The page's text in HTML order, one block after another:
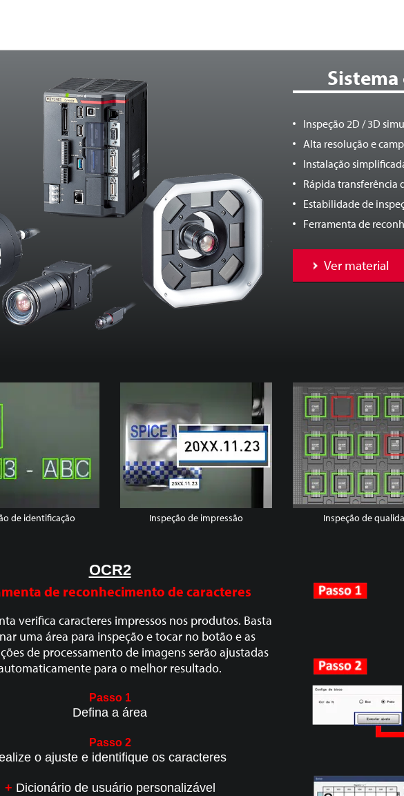
Sistema
Inspeção 2D / 3D
Alta resolução e
Instalação
Rápida transferência
Estabilidade de
Ferramenta de
Ver material
de identificação Inspeção de impressão Inspeção de
OCR2
de reconhecimento de caracteres
verifica caracteres impressos nos produtos. Basta
uma área para inspeção e tocar no botão e as
de processamento de imagens serão ajustadas
para o melhor resultado.
Passo 1
Defina a área
Passo 2
o ajuste e identifique os caracteres
+ Dicionário de usuário personalizável